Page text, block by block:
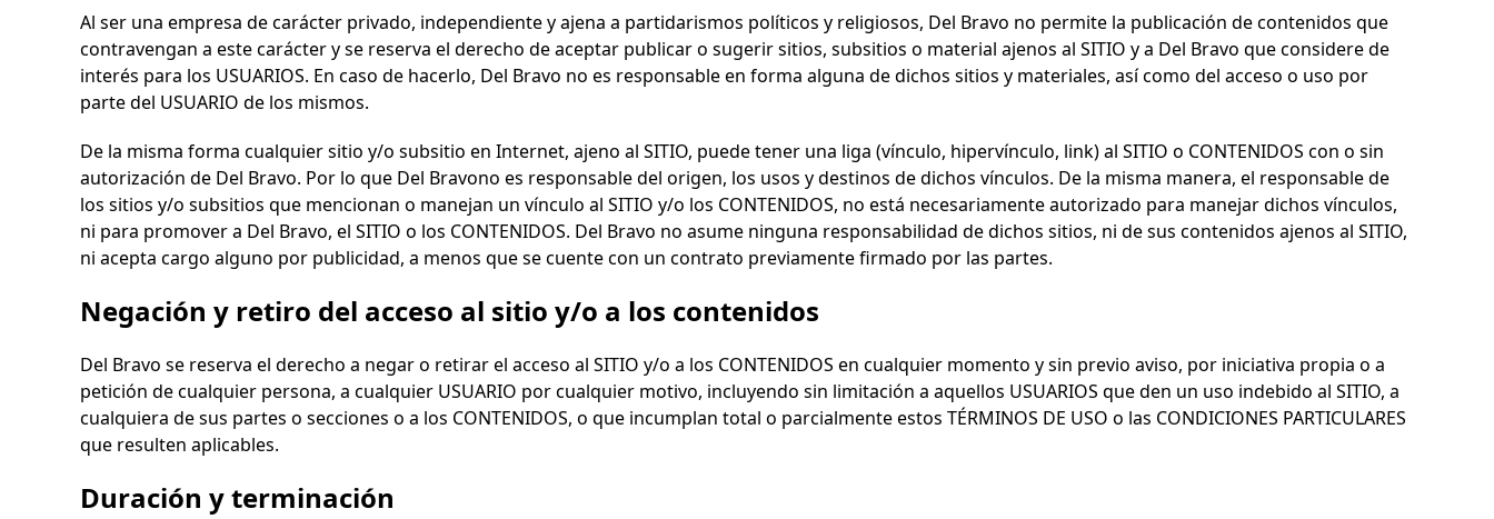
Al ser una empresa de carácter privado, independiente y ajena a partidarismos políticos y religiosos, Del Bravo no permite la publicación de contenidos que
contravengan a este carácter y se reserva el derecho de aceptar publicar o sugerir sitios, subsitios o material ajenos al SITIO y a Del Bravo que considere de
interés para los USUARIOS. En caso de hacerlo, Del Bravo no es responsable en forma alguna de dichos sitios y materiales, así como del acceso o uso por
parte del USUARIO de los mismos.
De la misma forma cualquier sitio y/o subsitio en Internet, ajeno al SITIO, puede tener una liga (vínculo, hipervínculo, link) al SITIO o CONTENIDOS con o sin
autorización de Del Bravo. Por lo que Del Bravono es responsable del origen, los usos y destinos de dichos vínculos. De la misma manera, el responsable de
los sitios y/o subsitios que mencionan o manejan un vínculo al SITIO y/o los CONTENIDOS, no está necesariamente autorizado para manejar dichos vínculos,
ni para promover a Del Bravo, el SITIO o los CONTENIDOS. Del Bravo no asume ninguna responsabilidad de dichos sitios, ni de sus contenidos ajenos al SITIO,
ni acepta cargo alguno por publicidad, a menos que se cuente con un contrato previamente firmado por las partes.
Negación y retiro del acceso al sitio y/o a los contenidos
Del Bravo se reserva el derecho a negar o retirar el acceso al SITIO y/o a los CONTENIDOS en cualquier momento y sin previo aviso, por iniciativa propia o a
petición de cualquier persona, a cualquier USUARIO por cualquier motivo, incluyendo sin limitación a aquellos USUARIOS que den un uso indebido al SITIO, a
cualquiera de sus partes o secciones o a los CONTENIDOS, o que incumplan total o parcialmente estos TÉRMINOS DE USO o las CONDICIONES PARTICULARES
que resulten aplicables.
Duración y terminación